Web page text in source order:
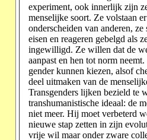
experiment, ook innerlijk zijn
menselijke soort. Ze volstaan
onderscheiden van anderen,
eisen en reageren gebelgd als
ingewilligd. Ze willen dat de
aanpast en hen tot norm
gender kunnen kiezen, alsof
deel uitmaken van de
Transgenders lijken bezield te
transhumanistische ideaal: de
niet meer. Hij moet verbeterd
nieuwe stap zetten in zijn
vrije wil maar onder zware